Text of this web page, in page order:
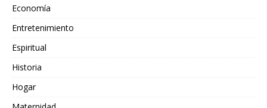
Economía
Entretenimiento
Espiritual
Historia
Hogar